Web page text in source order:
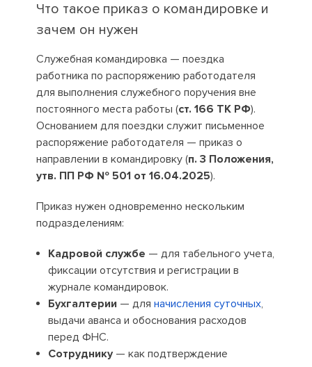
Что такое приказ о командировке и
зачем он нужен
Служебная командировка — поездка
работника по распоряжению работодателя
для выполнения служебного поручения вне
постоянного места работы (ст. 166 ТК РФ).
Основанием для поездки служит письменное
распоряжение работодателя — приказ о
направлении в командировку (п. 3 Положения,
утв. ПП РФ № 501 от 16.04.2025).
Приказ нужен одновременно нескольким
подразделениям:
Кадровой службе — для табельного учета,
фиксации отсутствия и регистрации в
журнале командировок.
Бухгалтерии — дляначисления суточных,
выдачи аванса и обоснования расходов
перед ФНС.
Сотруднику — как подтверждение